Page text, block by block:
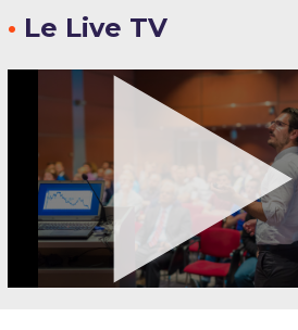
• Le Live TV